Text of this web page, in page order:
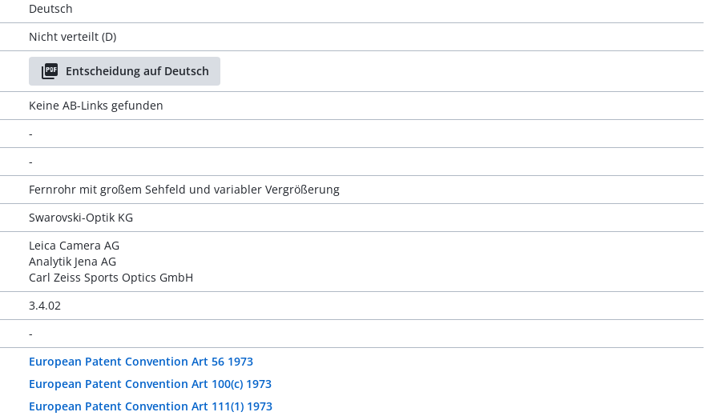
Deutsch
Nicht verteilt (D)
Entscheidung auf Deutsch
Keine AB-Links gefunden
-
-
Fernrohr mit großem Sehfeld und variabler Vergrößerung
Swarovski-Optik KG
Leica Camera AG
Analytik Jena AG
Carl Zeiss Sports Optics GmbH
3.4.02
-
European Patent Convention Art 56 1973
European Patent Convention Art 100(c) 1973
European Patent Convention Art 111(1) 1973